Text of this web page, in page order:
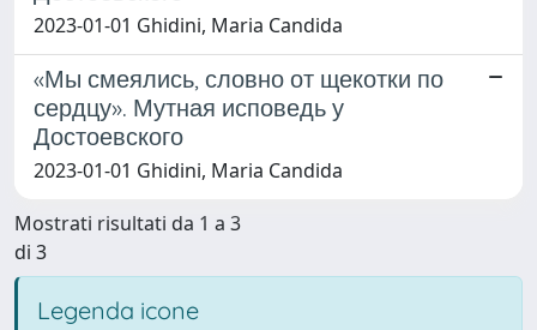
2023-01-01 Ghidini, Maria Candida
«Мы смеялись, словно от щекотки по
сердцу». Мутная исповедь у
Достоевского
2023-01-01 Ghidini, Maria Candida
Mostrati risultati da 1 a 3
di 3
Legenda icone